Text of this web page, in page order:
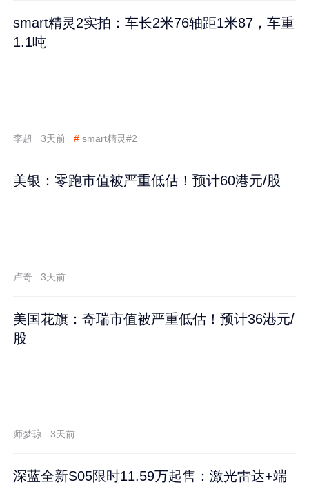
smart精灵2实拍：车长2米76轴距1米87，车重
1.1吨
李超 3天前 # smart精灵#2
美银：零跑市值被严重低估！预计60港元/股
卢奇 3天前
美国花旗：奇瑞市值被严重低估！预计36港元/
股
师梦琼 3天前
深蓝全新S05限时11.59万起售：激光雷达+端